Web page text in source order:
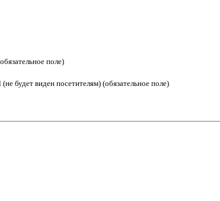
поле)
будет виден посетителям) (обязательное поле)